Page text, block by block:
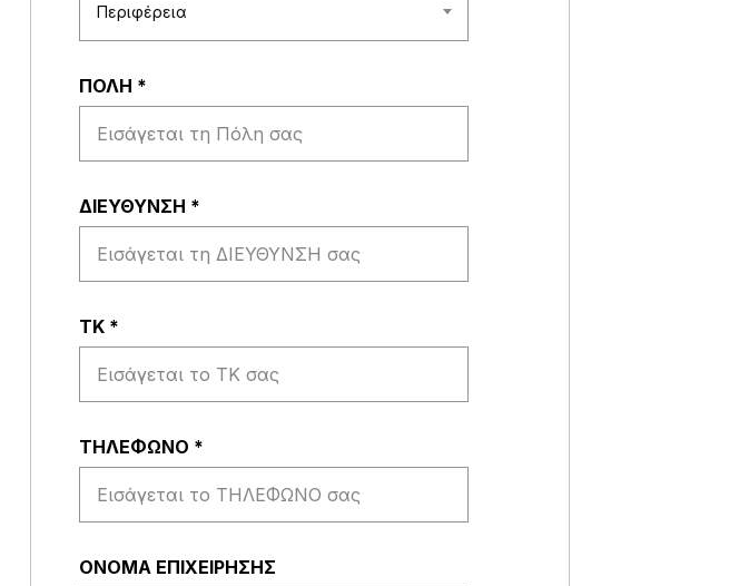
Περιφέρεια
ΠΟΛΗ *
ΔΙΕΥΘΥΝΣΗ *
ΤΚ *
ΤΗΛΕΦΩΝΟ *
ΟΝΟΜΑ ΕΠΙΧΕΙΡΗΣΗΣ